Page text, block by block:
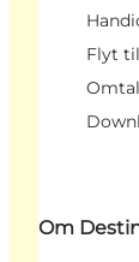
Flyt
Om